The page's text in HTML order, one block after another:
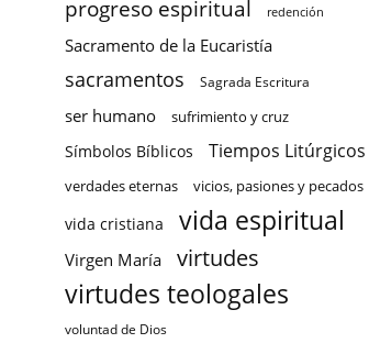
progreso espiritual redención
Sacramento de la Eucaristía
sacramentos Sagrada Escritura
ser humano sufrimiento y cruz
Símbolos Bíblicos Tiempos Litúrgicos
verdades eternas vicios, pasiones y pecados
vida cristiana vida espiritual
Virgen María virtudes
virtudes teologales
voluntad de Dios